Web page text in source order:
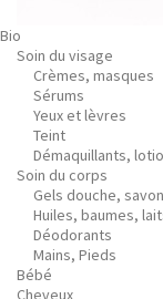
Bio
Soin du visage
Crèmes, masques
Sérums
Yeux et lèvres
Teint
Démaquillants,
Soin du corps
Gels douche,
Huiles, baumes,
Déodorants
Mains, Pieds
Bébé
Cheveux